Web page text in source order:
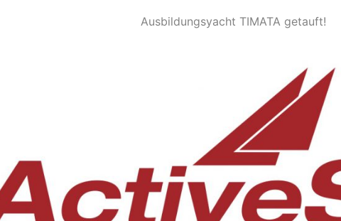
Ausbildungsyacht TIMATA getauft!